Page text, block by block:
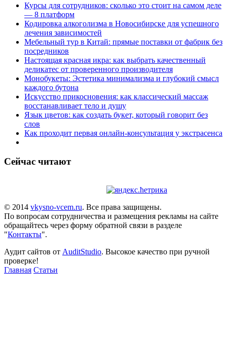
Курсы для сотрудников: сколько это стоит на самом деле
— 8 платформ
Кодировка алкоголизма в Новосибирске для успешного
лечения зависимостей
Мебельный тур в Китай: прямые поставки от фабрик без
посредников
Настоящая красная икра: как выбрать качественный
деликатес от проверенного производителя
Монобукеты: Эстетика минимализма и глубокий смысл
каждого бутона
Искусство прикосновения: как классический массаж
восстанавливает тело и душу
Язык цветов: как создать букет, который говорит без
слов
Как проходит первая онлайн-консультация у экстрасенса
Сейчас читают
© 2014 vkysno-vcem.ru. Все права защищены.
По вопросам сотрудничества и размещения рекламы на сайте
обращайтесь через форму обратной связи в разделе
"Контакты".
Аудит сайтов от AuditStudio. Высокое качество при ручной
проверке!
Главная Статьи